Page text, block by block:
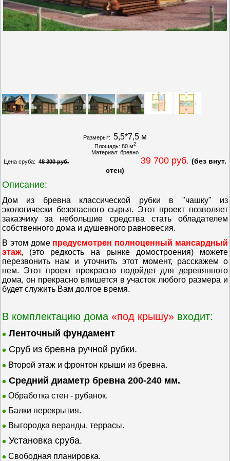
Размеры*: 5,5*7,5 м
Площадь: 80 м2
Материал: бревно
Цена сруба: 48 300 руб. 39 700 руб. (без внут.
стен)
Описание:
Дом из бревна классической рубки в "чашку" из
экологически безопасного сырья. Этот проект позволяет
заказчику за небольшие средства стать обладателем
собственного дома и душевного равновесия.
В этом доме предусмотрен полноценный мансардный
этаж, (это редкость на рынке домостроения) можете
перезвонить нам и уточнить этот момент, расскажем о
нем. Этот проект прекрасно подойдет для деревянного
дома, он прекрасно впишется в участок любого размера и
будет служить Вам долгое время.
В комплектацию дома «под крышу» входит:
Ленточный фундамент
Сруб из бревна ручной рубки.
Второй этаж и фронтон крыши из бревна.
Средний диаметр бревна 200-240 мм.
Обработка стен - рубанок.
Балки перекрытия.
Выгородка веранды, террасы.
Установка сруба.
Свободная планировка.